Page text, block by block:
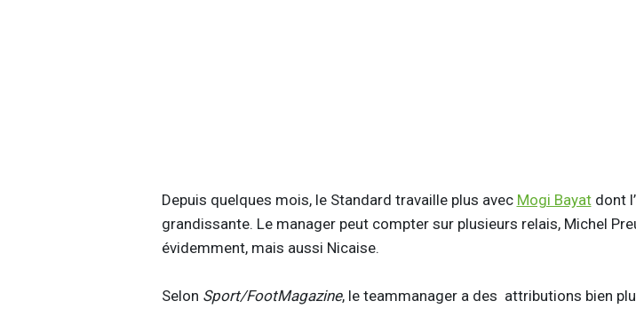
Depuis quelques mois, le Standard travaille plus avec Mogi Bayatdont
grandissante. Le manager peut compter sur plusieurs relais, Michel
évidemment, mais aussi Nicaise.
Selon Sport/FootMagazine, le teammanager a des attributions bien